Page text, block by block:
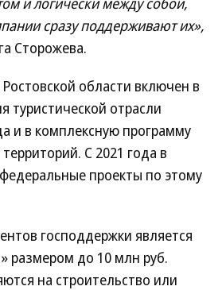
сразу поддерживают их»,
Сторожева.
области включен в
туристической отрасли
и в комплексную программу
С 2021 года в
проекты по этому
господдержки является
размером до 10 млн руб.
на строительство или